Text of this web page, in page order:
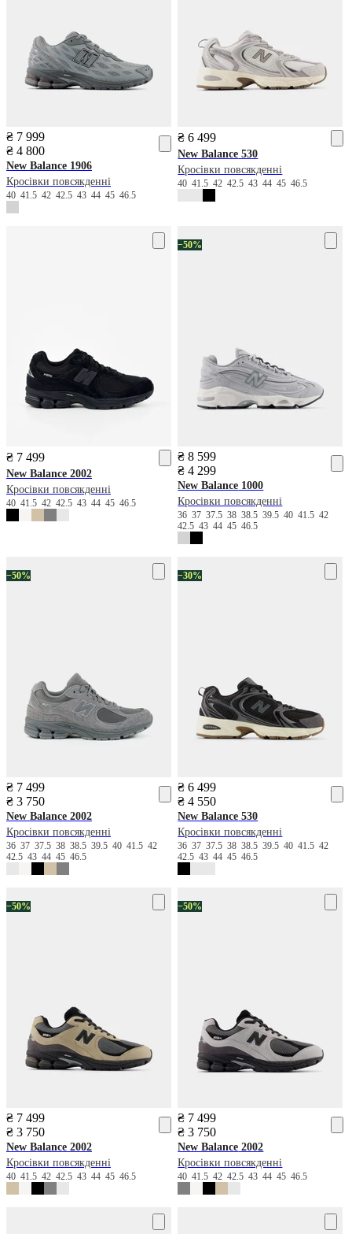
₴ 7 999
₴ 4 800
New Balance 1906
Кросівки повсякденні
40 41.5 42 42.5 43 44 45 46.5
₴ 6 499
New Balance 530
Кросівки повсякденні
4041.54242.543444546.5
₴ 7 499
New Balance 2002
Кросівки повсякденні
40 41.5 42 42.5 43 44 45 46.5
−50%
₴ 8 599
₴ 4 299
New Balance 1000
Кросівки повсякденні
363737.53838.539.54041.542
42.543444546.5
−50%
₴ 7 499
₴ 3 750
New Balance 2002
Кросівки повсякденні
36 37 37.5 38 38.5 39.5 40 41.5 42
42.5 43 44 45 46.5
−30%
₴ 6 499
₴ 4 550
New Balance 530
Кросівки повсякденні
363737.53838.539.54041.542
42.543444546.5
−50%
₴ 7 499
₴ 3 750
New Balance 2002
Кросівки повсякденні
40 41.5 42 42.5 43 44 45 46.5
−50%
₴ 7 499
₴ 3 750
New Balance 2002
Кросівки повсякденні
4041.54242.543444546.5